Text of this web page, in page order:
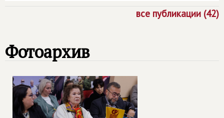
все публикации (42)
Фотоархив